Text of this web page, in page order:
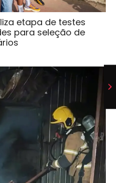
etapa de testes
para seleção de